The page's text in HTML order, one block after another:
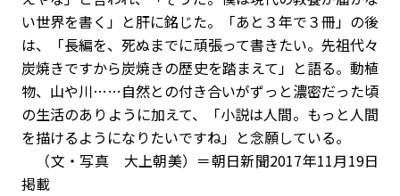
い世界を書く」と肝に銘じた。「あと３年で３冊」の後
は、「長編を、死ぬまでに頑張って書きたい。先祖代々
炭焼きですから炭焼きの歴史を踏まえて」と語る。動植
物、山や川……自然との付き合いがずっと濃密だった頃
の生活のありように加えて、「小説は人間。もっと人間
を描けるようになりたいですね」と念願している。
（文・写真 大上朝美）＝朝日新聞2017年11月19日
掲載